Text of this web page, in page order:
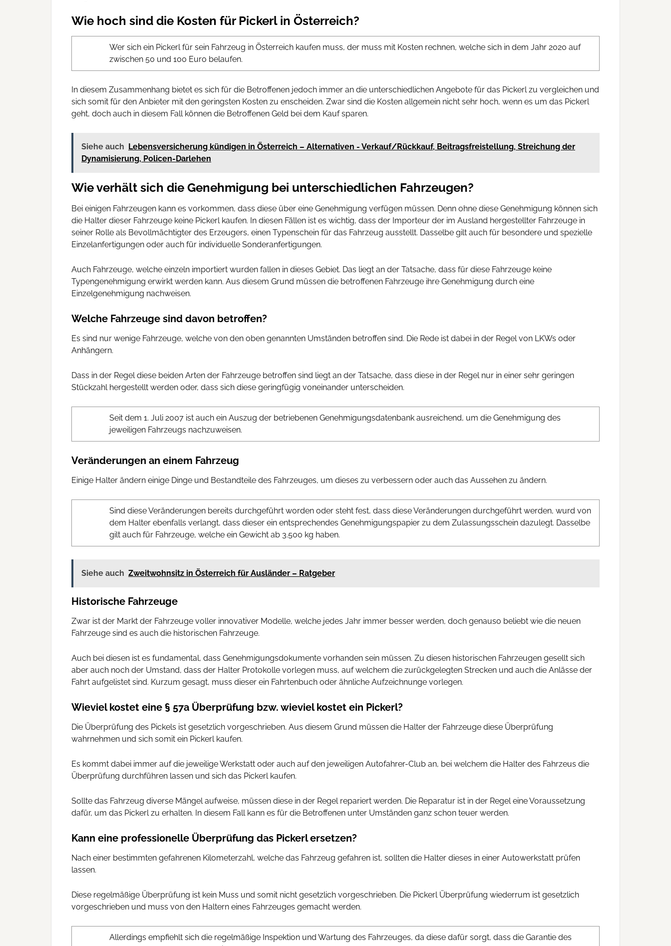
Wie hoch sind die Kosten für Pickerl in Österreich?
Wer sich ein Pickerl für sein Fahrzeug in Österreich kaufen muss, der muss mit Kosten rechnen, welche sich in dem Jahr 2020 auf
zwischen 50 und 100 Euro belaufen.
In diesem Zusammenhang bietet es sich für die Betroffenen jedoch immer an die unterschiedlichen Angebote für das Pickerl zu vergleichen und
sich somit für den Anbieter mit den geringsten Kosten zu enscheiden. Zwar sind die Kosten allgemein nicht sehr hoch, wenn es um das Pickerl
geht, doch auch in diesem Fall können die Betroffenen Geld bei dem Kauf sparen.
Siehe auch Lebensversicherung kündigen in Österreich – Alternativen - Verkauf/Rückkauf, Beitragsfreistellung, Streichung der
Dynamisierung, Policen-Darlehen
Wie verhält sich die Genehmigung bei unterschiedlichen Fahrzeugen?
Bei einigen Fahrzeugen kann es vorkommen, dass diese über eine Genehmigung verfügen müssen. Denn ohne diese Genehmigung können sich
die Halter dieser Fahrzeuge keine Pickerl kaufen. In diesen Fällen ist es wichtig, dass der Importeur der im Ausland hergestellter Fahrzeuge in
seiner Rolle als Bevollmächtigter des Erzeugers, einen Typenschein für das Fahrzeug ausstellt. Dasselbe gilt auch für besondere und spezielle
Einzelanfertigungen oder auch für individuelle Sonderanfertigungen.
Auch Fahrzeuge, welche einzeln importiert wurden fallen in dieses Gebiet. Das liegt an der Tatsache, dass für diese Fahrzeuge keine
Typengenehmigung erwirkt werden kann. Aus diesem Grund müssen die betroffenen Fahrzeuge ihre Genehmigung durch eine
Einzelgenehmigung nachweisen.
Welche Fahrzeuge sind davon betroffen?
Es sind nur wenige Fahrzeuge, welche von den oben genannten Umständen betroffen sind. Die Rede ist dabei in der Regel von LKWs oder
Anhängern.
Dass in der Regel diese beiden Arten der Fahrzeuge betroffen sind liegt an der Tatsache, dass diese in der Regel nur in einer sehr geringen
Stückzahl hergestellt werden oder, dass sich diese geringfügig voneinander unterscheiden.
Seit dem 1. Juli 2007 ist auch ein Auszug der betriebenen Genehmigungsdatenbank ausreichend, um die Genehmigung des
jeweiligen Fahrzeugs nachzuweisen.
Veränderungen an einem Fahrzeug
Einige Halter ändern einige Dinge und Bestandteile des Fahrzeuges, um dieses zu verbessern oder auch das Aussehen zu ändern.
Sind diese Veränderungen bereits durchgeführt worden oder steht fest, dass diese Veränderungen durchgeführt werden, wurd von
dem Halter ebenfalls verlangt, dass dieser ein entsprechendes Genehmigungspapier zu dem Zulassungsschein dazulegt. Dasselbe
gilt auch für Fahrzeuge, welche ein Gewicht ab 3.500 kg haben.
Siehe auch Zweitwohnsitz in Österreich für Ausländer – Ratgeber
Historische Fahrzeuge
Zwar ist der Markt der Fahrzeuge voller innovativer Modelle, welche jedes Jahr immer besser werden, doch genauso beliebt wie die neuen
Fahrzeuge sind es auch die historischen Fahrzeuge.
Auch bei diesen ist es fundamental, dass Genehmigungsdokumente vorhanden sein müssen. Zu diesen historischen Fahrzeugen gesellt sich
aber auch noch der Umstand, dass der Halter Protokolle vorlegen muss, auf welchem die zurückgelegten Strecken und auch die Anlässe der
Fahrt aufgelistet sind. Kurzum gesagt, muss dieser ein Fahrtenbuch oder ähnliche Aufzeichnunge vorlegen.
Wieviel kostet eine § 57a Überprüfung bzw. wieviel kostet ein Pickerl?
Die Überprüfung des Pickels ist gesetzlich vorgeschrieben. Aus diesem Grund müssen die Halter der Fahrzeuge diese Überprüfung
wahrnehmen und sich somit ein Pickerl kaufen.
Es kommt dabei immer auf die jeweilige Werkstatt oder auch auf den jeweiligen Autofahrer-Club an, bei welchem die Halter des Fahrzeus die
Überprüfung durchführen lassen und sich das Pickerl kaufen.
Sollte das Fahrzeug diverse Mängel aufweise, müssen diese in der Regel repariert werden. Die Reparatur ist in der Regel eine Voraussetzung
dafür, um das Pickerl zu erhalten. In diesem Fall kann es für die Betroffenen unter Umständen ganz schon teuer werden.
Kann eine professionelle Überprüfung das Pickerl ersetzen?
Nach einer bestimmten gefahrenen Kilometerzahl, welche das Fahrzeug gefahren ist, sollten die Halter dieses in einer Autowerkstatt prüfen
lassen.
Diese regelmäßige Überprüfung ist kein Muss und somit nicht gesetzlich vorgeschrieben. Die Pickerl Überprüfung wiederrum ist gesetzlich
vorgeschrieben und muss von den Haltern eines Fahrzeuges gemacht werden.
Allerdings empfiehlt sich die regelmäßige Inspektion und Wartung des Fahrzeuges, da diese dafür sorgt, dass die Garantie des